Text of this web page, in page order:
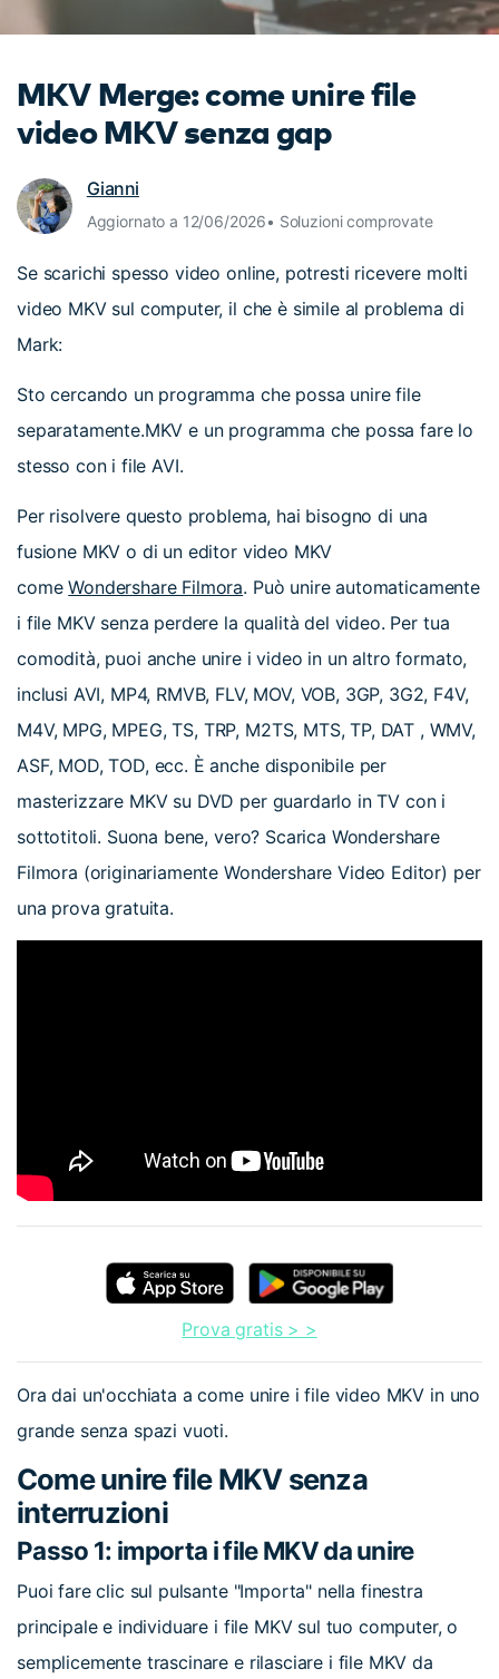
Tip per YouTube
Apprendimento
MKV Merge: come unire file
video MKV senza gap
Gianni
Aggiornato a 12/06/2026• Soluzioni comprovate
Se scarichi spesso video online, potresti ricevere molti
video MKV sul computer, il che è simile al problema di
Mark:
Sto cercando un programma che possa unire file
separatamente.MKV e un programma che possa fare lo
stesso con i file AVI.
Per risolvere questo problema, hai bisogno di una
fusione MKV o di un editor video MKV
come Wondershare Filmora. Può unire automaticamente
i file MKV senza perdere la qualità del video. Per tua
comodità, puoi anche unire i video in un altro formato,
inclusi AVI, MP4, RMVB, FLV, MOV, VOB, 3GP, 3G2, F4V,
M4V, MPG, MPEG, TS, TRP, M2TS, MTS, TP, DAT , WMV,
ASF, MOD, TOD, ecc. È anche disponibile per
masterizzare MKV su DVD per guardarlo in TV con i
sottotitoli. Suona bene, vero? Scarica Wondershare
Filmora (originariamente Wondershare Video Editor) per
una prova gratuita.
Prova gratis > >
Ora dai un'occhiata a come unire i file video MKV in uno
grande senza spazi vuoti.
Come unire file MKV senza
interruzioni
Passo 1: importa i file MKV da unire
Puoi fare clic sul pulsante "Importa" nella finestra
principale e individuare i file MKV sul tuo computer, o
semplicemente trascinare e rilasciare i file MKV da